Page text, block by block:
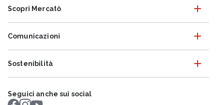
Scopri Mercatò
Comunicazioni
Sostenibilità
Seguici anche sui social